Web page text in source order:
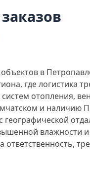
в
где логистика
отопления,
и
влажности
ответственность,